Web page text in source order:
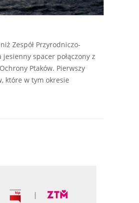
Zespół Przyrodniczo-
spacer połączony z
Ptaków. Pierwszy
które w tym okresie